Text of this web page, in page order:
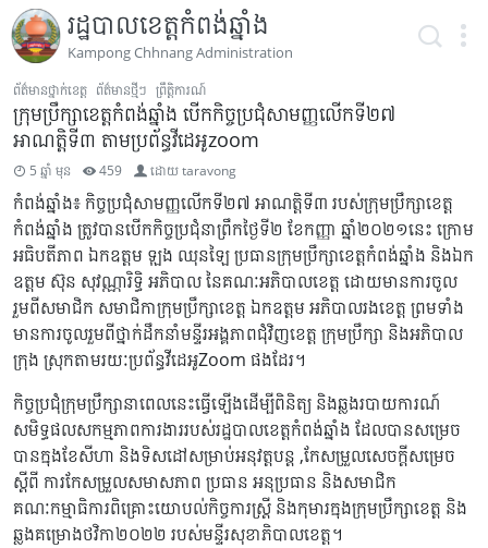
រដ្ឋបាលខេត្តកំពង់ឆ្នាំង
Kampong Chhnang Administration
ព័ត៌មានថ្នាក់ខេត្ត ព័ត៌មានថ្មីៗ ព្រឹត្តិការណ៍
ក្រុមប្រឹក្សាខេត្តកំពង់ឆ្នាំង បើកកិច្ចប្រជុំសាមញ្ញលើកទី២៧
អាណត្តិទី៣ តាមប្រព័ន្ធវីដេអូzoom
5 ឆ្នាំ មុន 459 ដោយtaravong
កំពង់ឆ្នាំង៖ កិច្ចប្រជុំសាមញ្ញលើកទី២៧ អាណត្តិទី៣ របស់ក្រុមប្រឹក្សាខេត្ត
កំពង់ឆ្នាំង ត្រូវបានបើកកិច្ចប្រជុំនាព្រឹកថ្ងៃទី២ ខែកញ្ញា ឆ្នាំ២០២១នេះ ក្រោម
អធិបតីភាព ឯកឧត្តម ឡុង ឈុនឡៃ ប្រធានក្រុមប្រឹក្សាខេត្តកំពង់ឆ្នាំង និងឯក
ឧត្តម ស៊ុន សុវណ្ណារិទ្ធិ អភិបាល នៃគណៈអភិបាលខេត្ត ដោយមានការចូល
រួមពីសមាជិក សមាជិកាក្រុមប្រឹក្សាខេត្ត ឯកឧត្តម អភិបាលរងខេត្ត ព្រមទាំង
មានការចូលរួមពីថ្នាក់ដឹកនាំមន្ទីរអង្គភាពជុំវិញខេត្ត ក្រុមប្រឹក្សា និងអភិបាល
ក្រុង ស្រុកតាមរយៈប្រព័ន្ធវីដេអូZoom ផងដែរ។
កិច្ចប្រជុំក្រុមប្រឹក្សានាពេលនេះធ្វើឡើងដើម្បីពិនិត្យ និងឆ្លងរបាយការណ៍
សមិទ្ធផលសកម្មភាពការងាររបស់រដ្ឋបាលខេត្តកំពង់ឆ្នាំង ដែលបានសម្រេច
បានក្នុងខែសីហា និងទិសដៅសម្រាប់អនុវត្តបន្ត ,កែសម្រួលសេចក្តីសម្រេច
ស្តីពី ការកែសម្រួលសមាសភាព ប្រធាន អនុប្រធាន និងសមាជិក
គណៈកម្មាធិការពិគ្រោះយោបល់កិច្ចការស្រ្តី និងកុមារក្នុងក្រុមប្រឹក្សាខេត្ត និង
ឆ្លងគម្រោងថវិកា២០២២ របស់មន្ទីរសុខាភិបាលខេត្ត។